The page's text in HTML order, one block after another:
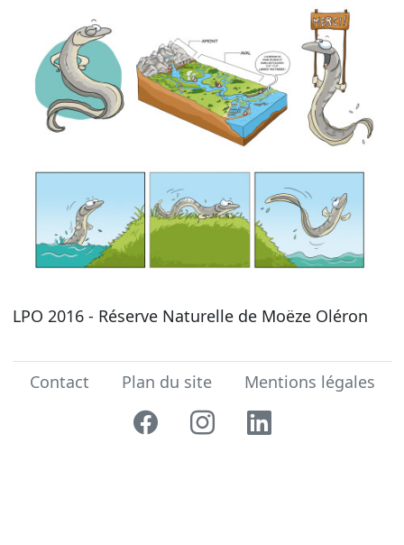
LPO 2016 - Réserve Naturelle de Moëze Oléron
Contact Plan du site Mentions légales